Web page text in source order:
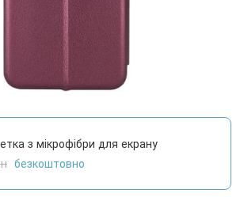
з мікрофібри для екрану
безкоштовно